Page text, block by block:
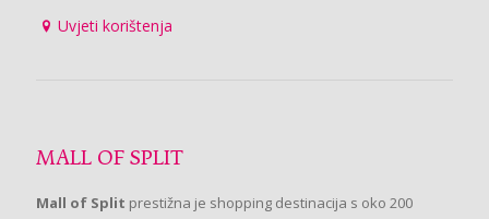
Uvjeti korištenja
MALL OF SPLIT
Mall of Split prestižna je shopping destinacija s oko 200